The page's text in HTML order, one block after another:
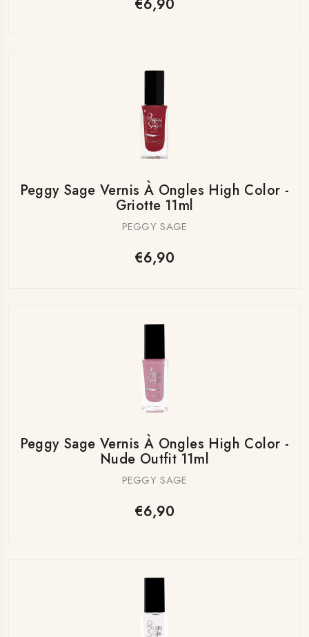
€6,90
Peggy Sage Vernis À Ongles High Color -
Griotte 11ml
PEGGY SAGE
€6,90
Peggy Sage Vernis À Ongles High Color -
Nude Outfit 11ml
PEGGY SAGE
€6,90